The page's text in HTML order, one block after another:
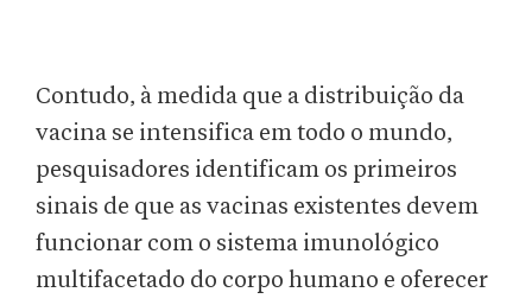
Contudo, à medida que a distribuição da
vacina se intensifica em todo o mundo,
pesquisadores identificam os primeiros
sinais de que as vacinas existentes devem
funcionar com o sistema imunológico
multifacetado do corpo humano e oferecer